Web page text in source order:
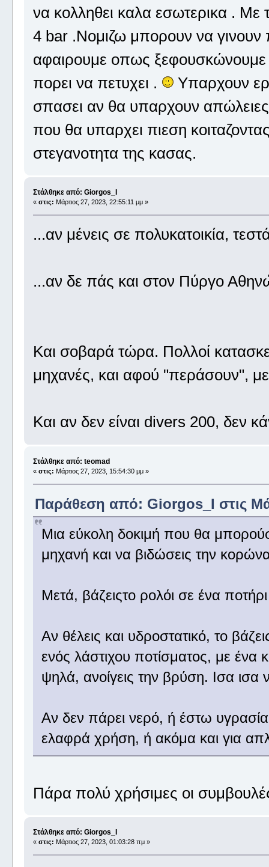
να κολληθει καλα εσωτερικα . Με
4 bar .Νομιζω μπορουν να γινουν
αφαιρουμε οπως ξεφουσκώνουμε
πορει να πετυχει .
Υπαρχουν
σπασει αν θα υπαρχουν απώλειες.
που θα υπαρχει πιεση
στεγανοτητα της κασας.
Στάλθηκε από: Giorgos_I
« στις: Μάρτιος 27, 2023, 22:55:11 μμ »
...αν μένεις σε πολυκατοικία,
...αν δε πάς και στον Πύργο
Και σοβαρά τώρα. Πολλοί
μηχανές, και αφού "περάσουν",
Και αν δεν είναι divers 200, δεν
Στάλθηκε από: teomad
« στις: Μάρτιος 27, 2023, 15:54:30 μμ »
Παράθεση από: Giorgos_I στις
Μια εύκολη δοκιμή που θα
μηχανή και να βιδώσεις την
Μετά, βάζειςτο ρολόι σε ένα
Αν θέλεις και υδροστατικό, το
ενός λάστιχου ποτίσματος, με ένα
ψηλά, ανοίγεις την βρύση. Ισα ισα
Αν δεν πάρει νερό, ή έστω
ελαφρά χρήση, ή ακόμα και για
Πάρα πολύ χρήσιμες οι
Στάλθηκε από: Giorgos_I
« στις: Μάρτιος 27, 2023, 01:03:28 πμ »